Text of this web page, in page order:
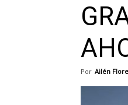
Por Ailén